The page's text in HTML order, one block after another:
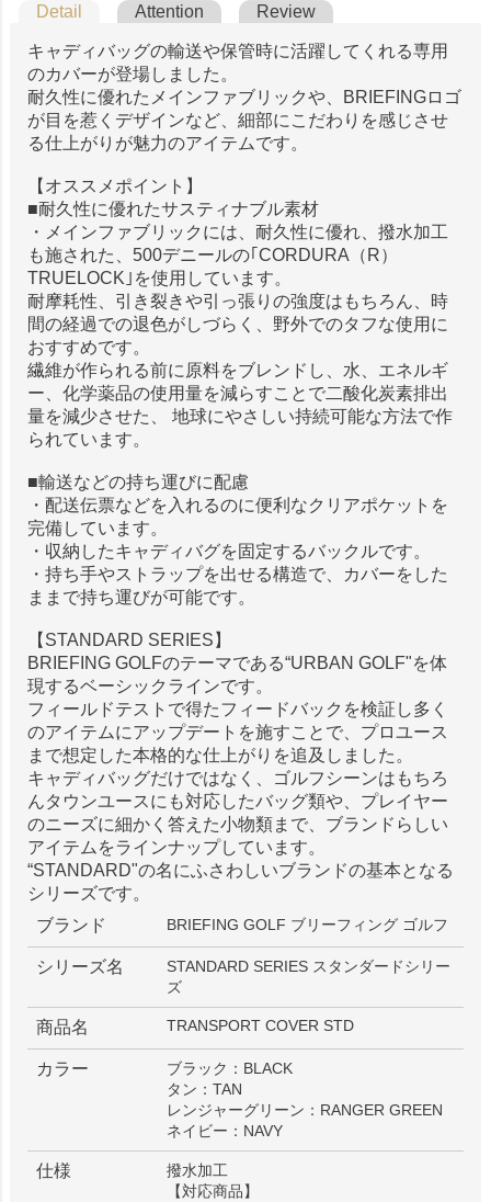
Detail Attention Review
キャディバッグの輸送や保管時に活躍してくれる専用
のカバーが登場しました。
耐久性に優れたメインファブリックや、BRIEFINGロゴ
が目を惹くデザインなど、細部にこだわりを感じさせ
る仕上がりが魅力のアイテムです。
【オススメポイント】
■耐久性に優れたサスティナブル素材
・メインファブリックには、耐久性に優れ、撥水加工
も施された、500デニールの｢CORDURA（R）
TRUELOCK｣を使用しています。
耐摩耗性、引き裂きや引っ張りの強度はもちろん、時
間の経過での退色がしづらく、野外でのタフな使用に
おすすめです。
繊維が作られる前に原料をブレンドし、水、エネルギ
ー、化学薬品の使用量を減らすことで二酸化炭素排出
量を減少させた、 地球にやさしい持続可能な方法で作
られています。
■輸送などの持ち運びに配慮
・配送伝票などを入れるのに便利なクリアポケットを
完備しています。
・収納したキャディバグを固定するバックルです。
・持ち手やストラップを出せる構造で、カバーをした
ままで持ち運びが可能です。
【STANDARD SERIES】
BRIEFING GOLFのテーマである“URBAN GOLF"を体
現するベーシックラインです。
フィールドテストで得たフィードバックを検証し多く
のアイテムにアップデートを施すことで、プロユース
まで想定した本格的な仕上がりを追及しました。
キャディバッグだけではなく、ゴルフシーンはもちろ
んタウンユースにも対応したバッグ類や、プレイヤー
のニーズに細かく答えた小物類まで、ブランドらしい
アイテムをラインナップしています。
“STANDARD"の名にふさわしいブランドの基本となる
シリーズです。
ブランド
BRIEFING GOLF ブリーフィング ゴルフ
シリーズ名
STANDARD SERIES スタンダードシリー
ズ
商品名 TRANSPORT COVER STD
カラー
ブラック：BLACK
タン：TAN
レンジャーグリーン：RANGER GREEN
ネイビー：NAVY
仕様
撥水加工
【対応商品】